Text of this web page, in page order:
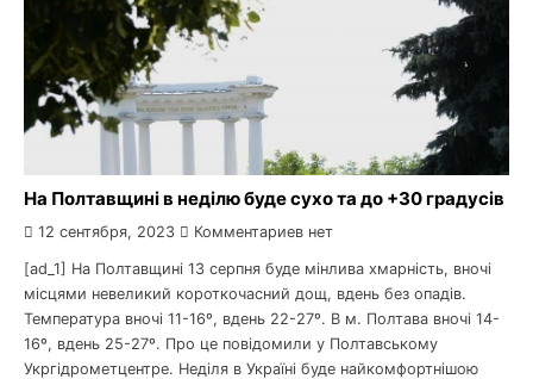
На Полтавщині в неділю буде сухо та до +30 градусів
12 сентября, 2023 Комментариев нет
[ad_1] На Полтавщині 13 серпня буде мінлива хмарність, вночі
місцями невеликий короткочасний дощ, вдень без опадів.
Температура вночі 11-16º, вдень 22-27º. В м. Полтава вночі 14-
16º, вдень 25-27º. Про це повідомили у Полтавському
Укргідрометцентре. Неділя в Україні буде найкомфортнішою